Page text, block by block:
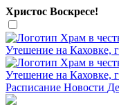
Христос Воскресе!
Расписание Новости